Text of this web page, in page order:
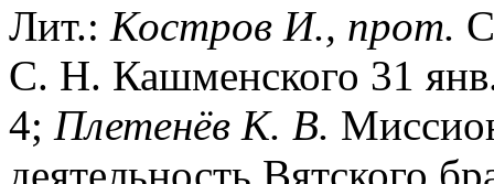
Лит.: Костров И., прот.
С. Н. Кашменского 31
4; Плетенёв К. В.
деятельность Вятского